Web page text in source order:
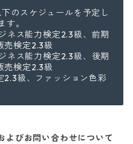
のスケジュールを予定し
す。
ネス能力検定2.3級、前期
売検定2.3級
ネス能力検定2.3級、後期
売検定2.3級
2.3級、ファッション色彩
よびお問い合わせについて